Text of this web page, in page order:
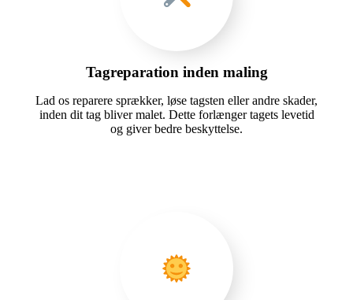
Tagreparation inden maling
Lad os reparere sprækker, løse tagsten eller andre skader,
inden dit tag bliver malet. Dette forlænger tagets levetid
og giver bedre beskyttelse.